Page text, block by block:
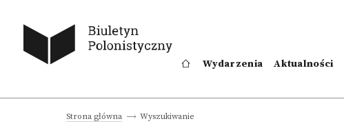
Wydarzenia Aktualności
Strona główna Wyszukiwanie